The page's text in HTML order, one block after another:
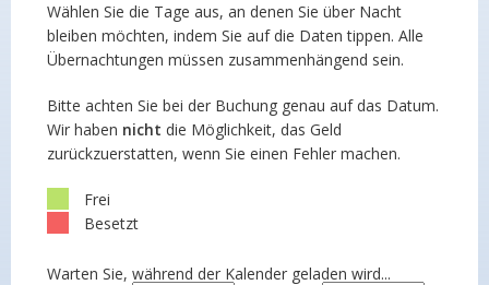
Wählen Sie die Tage aus, an denen Sie über Nacht
bleiben möchten, indem Sie auf die Daten tippen. Alle
Übernachtungen müssen zusammenhängend sein.
Bitte achten Sie bei der Buchung genau auf das Datum.
Wir haben nicht die Möglichkeit, das Geld
zurückzuerstatten, wenn Sie einen Fehler machen.
Frei
Besetzt
Warten Sie, während der Kalender geladen wird...